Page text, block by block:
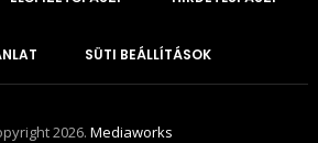
SÜTI BEÁLLÍTÁSOK
2026.Mediaworks